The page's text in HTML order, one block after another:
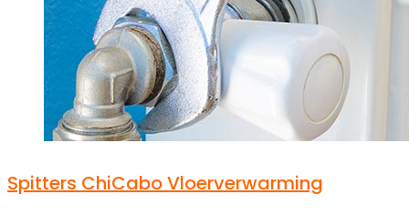
Spitters ChiCabo Vloerverwarming